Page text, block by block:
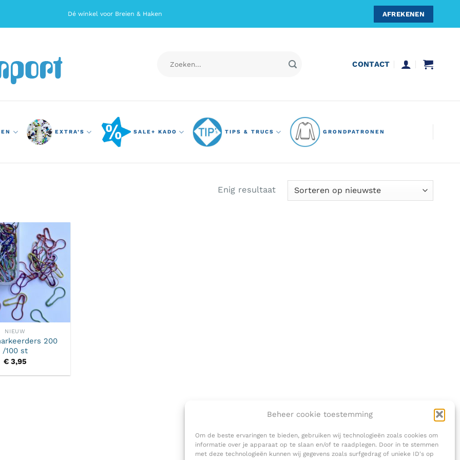
Beheer cookie toestemming
Om de beste ervaringen te bieden, gebruiken wij technologieën zoals cookies om
informatie over je apparaat op te slaan en/of te raadplegen. Door in te stemmen
met deze technologieën kunnen wij gegevens zoals surfgedrag of unieke ID's op
Dé winkel voor Breien & Haken AFREKENEN
naar:
CONTACT
EXTRA’S SALE+ KADO TIPS & TRUCS GRONDPATRONEN
Enig resultaat
NIEUW
200
/100 st
€3,95